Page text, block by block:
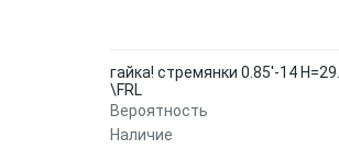
гайка! стремянки 0.85'-14
\FRL
Вероятность
Наличие